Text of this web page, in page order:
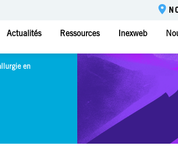
Actualités Ressources Inexweb
en